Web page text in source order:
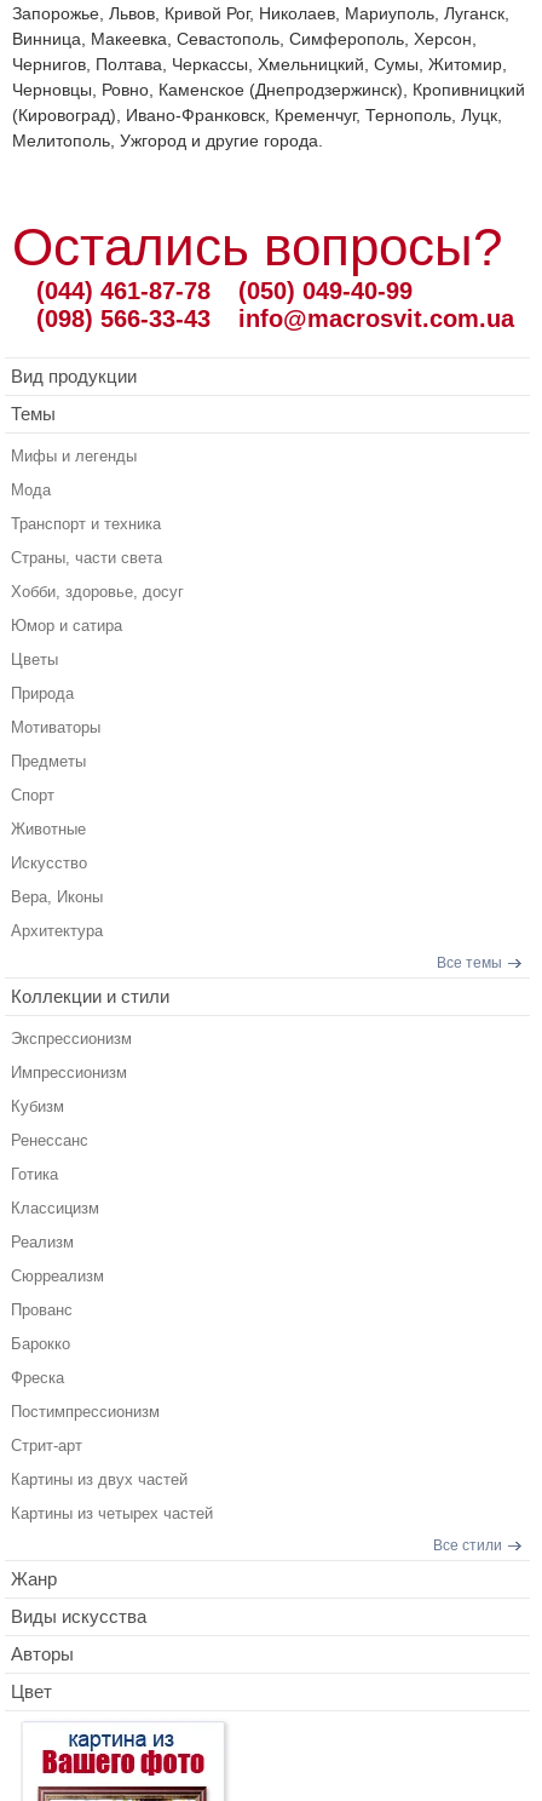
Запорожье, Львов, Кривой Рог, Николаев, Мариуполь, Луганск,
Винница, Макеевка, Севастополь, Симферополь, Херсон,
Чернигов, Полтава, Черкассы, Хмельницкий, Сумы, Житомир,
Черновцы, Ровно, Каменское (Днепродзержинск), Кропивницкий
(Кировоград), Ивано-Франковск, Кременчуг, Тернополь, Луцк,
Мелитополь, Ужгород и другие города.
Остались вопросы?
(044) 461-87-78
(098) 566-33-43
(050) 049-40-99
info@macrosvit.com.ua
Вид продукции
Темы
Мифы и легенды
Мода
Транспорт и техника
Страны, части света
Хобби, здоровье, досуг
Юмор и сатира
Цветы
Природа
Мотиваторы
Предметы
Спорт
Животные
Искусство
Вера, Иконы
Архитектура
Все темы
Коллекции и стили
Экспрессионизм
Импрессионизм
Кубизм
Ренессанс
Готика
Классицизм
Реализм
Сюрреализм
Прованс
Барокко
Фреска
Постимпрессионизм
Стрит-арт
Картины из двух частей
Картины из четырех частей
Все стили
Жанр
Виды искусства
Авторы
Цвет